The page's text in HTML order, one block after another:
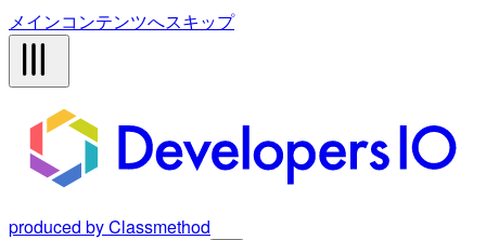
メインコンテンツへスキップ
produced by Classmethod